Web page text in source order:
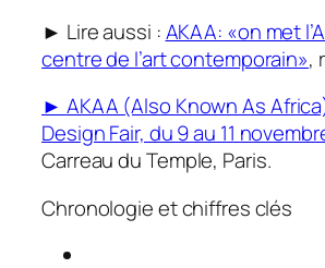
► Lire aussi :AKAA: «on met
centre de l’art contemporain»,
► AKAA (Also Known As
Design Fair, du 9 au 11
Carreau du Temple, Paris.
Chronologie et chiffres clés